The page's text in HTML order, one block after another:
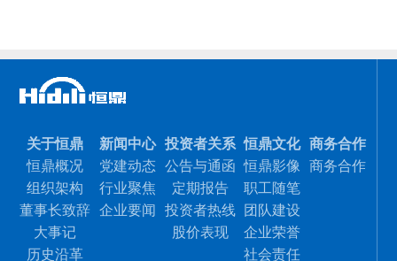
关于恒鼎
恒鼎概况
组织架构
董事长致辞
大事记
历史沿革
新闻中心
党建动态
行业聚焦
企业要闻
投资者关系
公告与通函
定期报告
投资者热线
股价表现
恒鼎文化
恒鼎影像
职工随笔
团队建设
企业荣誉
社会责任
商务合作
商务合作